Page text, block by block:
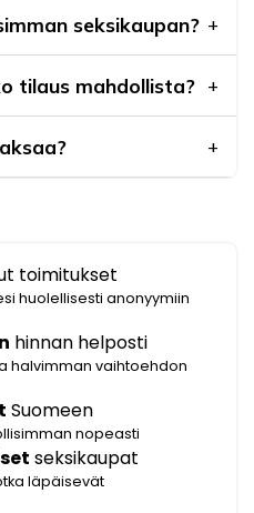
seksikaupan?
tilaus mahdollista?
toimitukset
huolellisesti anonyymiin
hinnan helposti
halvimman vaihtoehdon
Suomeen
nopeasti
seksikaupat
läpäisevät